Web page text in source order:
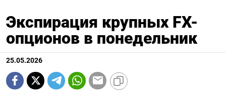
Экспирация крупных FX-
опционов в понедельник
25.05.2026